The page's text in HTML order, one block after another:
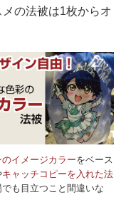
の法被は1枚からオ
イメージカラーをベース
キャッチコピーを入れた法
でも目立つこと間違いな